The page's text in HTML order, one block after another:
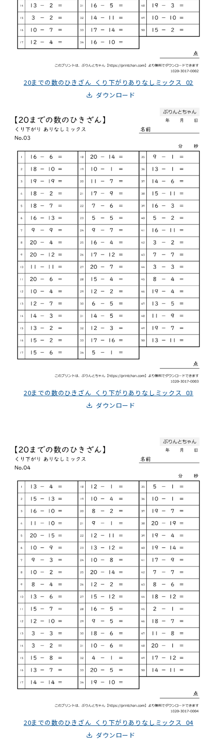
20までの数のひきざん_くり下がりありなしミックス_02
ダウンロード
20までの数のひきざん_くり下がりありなしミックス_03
ダウンロード
20までの数のひきざん_くり下がりありなしミックス_04
ダウンロード